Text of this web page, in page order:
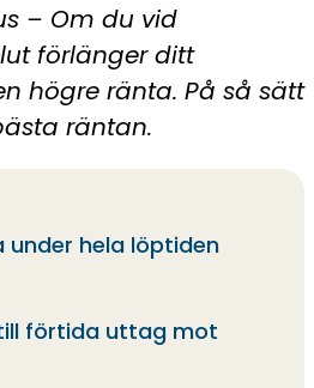
– Om du vid
förlänger ditt
högre ränta. På så sätt
räntan.
under hela löptiden
förtida uttag mot